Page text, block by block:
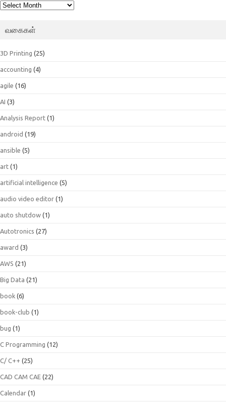
பெட்டகம்
வகைகள்
3D Printing (25)
accounting (4)
agile (16)
AI (3)
Analysis Report (1)
android (19)
ansible (5)
art (1)
artificial intelligence (5)
audio video editor (1)
auto shutdow (1)
Autotronics (27)
award (3)
AWS (21)
Big Data (21)
book (6)
book-club (1)
bug (1)
C Programming (12)
C/ C++ (25)
CAD CAM CAE (22)
Calendar (1)